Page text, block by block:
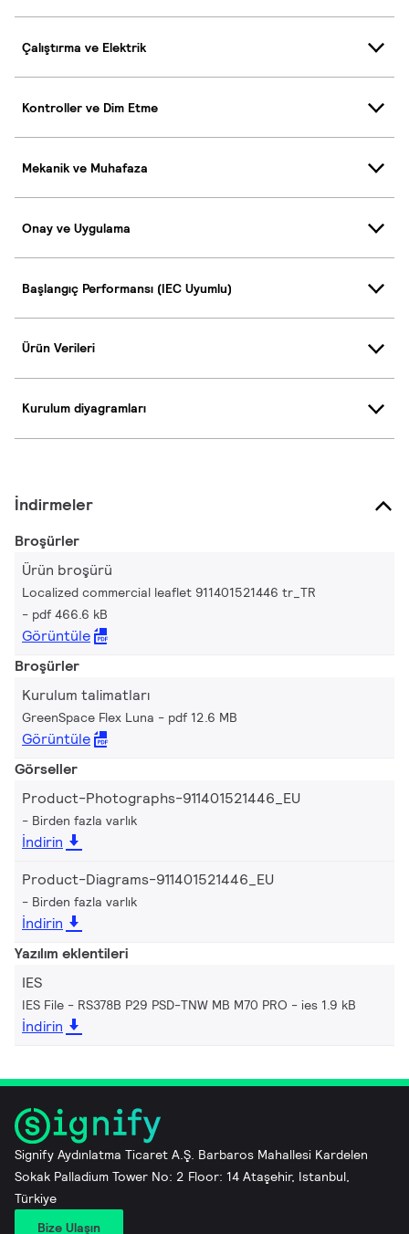
Çalıştırma ve Elektrik
Kontroller ve Dim Etme
Mekanik ve Muhafaza
Onay ve Uygulama
Başlangıç Performansı (IEC Uyumlu)
Ürün Verileri
Kurulum diyagramları
İndirmeler
Broşürler
Ürün broşürü
Localized commercial leaflet 911401521446 tr_TR
pdf 466.6 kB
Görüntüle
Broşürler
Kurulum talimatları
GreenSpace Flex Luna pdf 12.6 MB
Görüntüle
Görseller
Product-Photographs-911401521446_EU
Birden fazla varlık
İndirin
Product-Diagrams-911401521446_EU
Birden fazla varlık
İndirin
Yazılım eklentileri
IES
IES File - RS378B P29 PSD-TNW MB M70 PRO ies 1.9 kB
İndirin
Signify Aydınlatma Ticaret A.Ş. Barbaros Mahallesi Kardelen
Sokak Palladium Tower No: 2 Floor: 14 Ataşehir, Istanbul,
Türkiye
Bize Ulaşın